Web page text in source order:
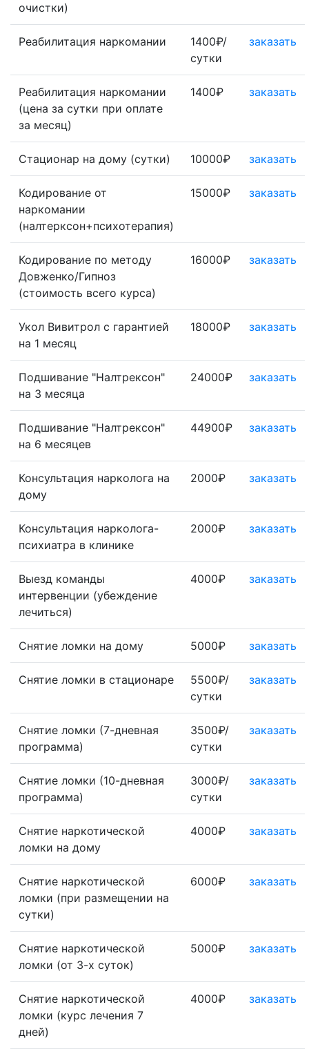
очистки)
Реабилитация наркомании
1400₽/
сутки
заказать
Реабилитация наркомании
(цена за сутки при оплате
за месяц)
1400₽ заказать
Стационар на дому (сутки) 10000₽ заказать
Кодирование от
наркомании
(налтерксон+психотерапия)
15000₽ заказать
Кодирование по методу
Довженко/Гипноз
(стоимость всего курса)
16000₽ заказать
Укол Вивитрол с гарантией
на 1 месяц
18000₽ заказать
Подшивание "Налтрексон"
на 3 месяца
24000₽ заказать
Подшивание "Налтрексон"
на 6 месяцев
44900₽ заказать
Консультация нарколога на
дому
2000₽ заказать
Консультация нарколога-
психиатра в клинике
2000₽ заказать
Выезд команды
интервенции (убеждение
лечиться)
4000₽ заказать
Снятие ломки на дому 5000₽ заказать
Снятие ломки в стационаре
5500₽/
сутки
заказать
Снятие ломки (7-дневная
программа)
3500₽/
сутки
заказать
Снятие ломки (10-дневная
программа)
3000₽/
сутки
заказать
Снятие наркотической
ломки на дому
4000₽ заказать
Снятие наркотической
ломки (при размещении на
сутки)
6000₽ заказать
Снятие наркотической
ломки (от 3-х суток)
5000₽ заказать
Снятие наркотической
ломки (курс лечения 7
дней)
4000₽ заказать